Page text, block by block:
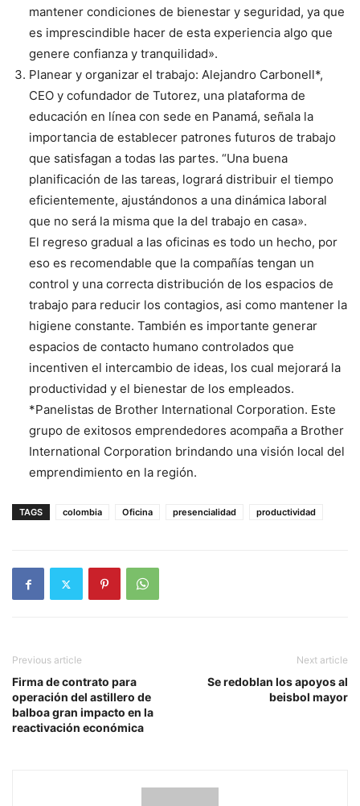
mantener condiciones de bienestar y seguridad, ya que
es imprescindible hacer de esta experiencia algo que
genere confianza y tranquilidad».
Planear y organizar el trabajo: Alejandro Carbonell*,
CEO y cofundador de Tutorez, una plataforma de
educación en línea con sede en Panamá, señala la
importancia de establecer patrones futuros de trabajo
que satisfagan a todas las partes. “Una buena
planificación de las tareas, logrará distribuir el tiempo
eficientemente, ajustándonos a una dinámica laboral
que no será la misma que la del trabajo en casa».
El regreso gradual a las oficinas es todo un hecho, por
eso es recomendable que la compañías tengan un
control y una correcta distribución de los espacios de
trabajo para reducir los contagios, asi como mantener la
higiene constante. También es importante generar
espacios de contacto humano controlados que
incentiven el intercambio de ideas, los cual mejorará la
productividad y el bienestar de los empleados.
*Panelistas de Brother International Corporation. Este
grupo de exitosos emprendedores acompaña a Brother
International Corporation brindando una visión local del
emprendimiento en la región.
TAGS colombia Oficina presencialidad productividad
Previous article
Firma de contrato para
operación del astillero de
balboa gran impacto en la
reactivación económica
Next article
Se redoblan los apoyos al
beisbol mayor